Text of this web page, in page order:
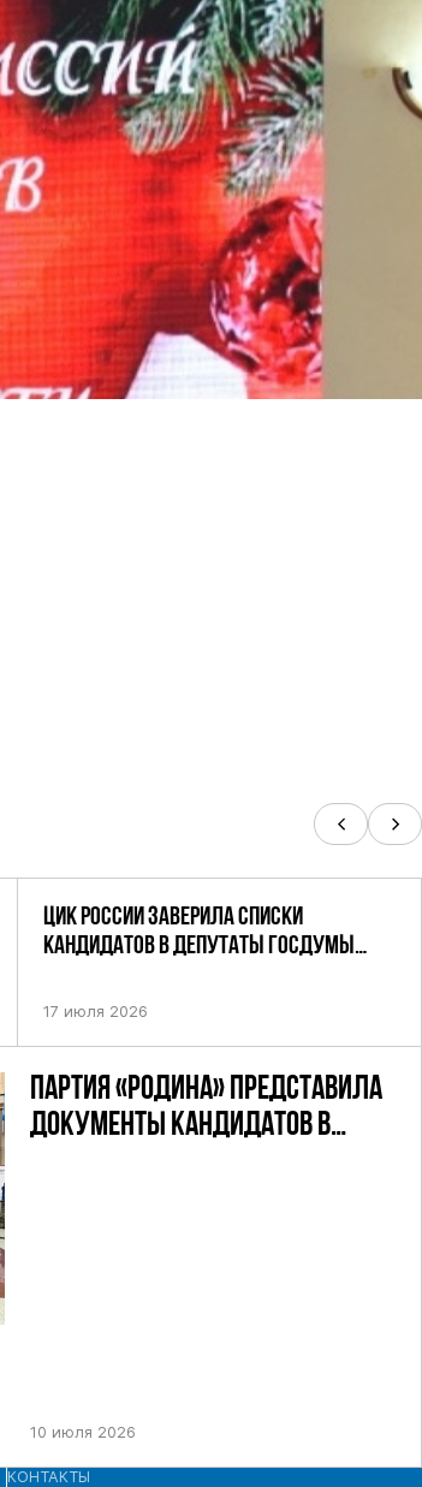
ЦИК РОССИИ ЗАВЕРИЛА СПИСКИ
КАНДИДАТОВ В ДЕПУТАТЫ ГОСДУМЫ
17 июля 2026
ПАРТИЯ «РОДИНА» ПРЕДСТАВИЛА
ДОКУМЕНТЫ КАНДИДАТОВ В
10 июля 2026
КОНТАКТЫ